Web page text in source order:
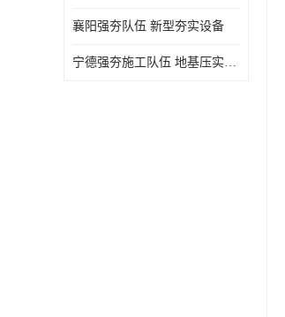
襄阳强夯队伍 新型夯实设备
宁德强夯施工队伍 地基压实度检测方法与标准